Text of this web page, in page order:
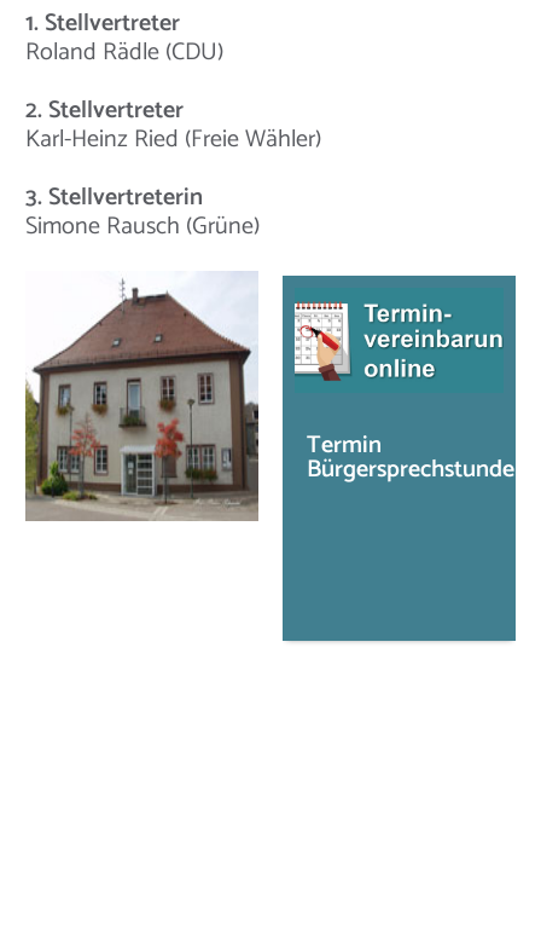
1. Stellvertreter
Roland Rädle (CDU)
2. Stellvertreter
Karl-Heinz Ried (Freie Wähler)
3. Stellvertreterin
Simone Rausch (Grüne)
Termin
Bürgersprechstunde